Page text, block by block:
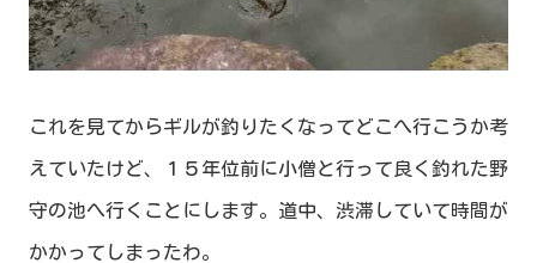
これを見てからギルが釣りたくなってどこへ行こうか考
えていたけど、１５年位前に小僧と行って良く釣れた野
守の池へ行くことにします。道中、渋滞していて時間が
かかってしまったわ。